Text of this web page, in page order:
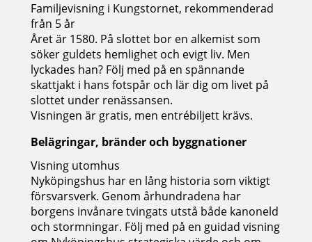
Familjevisning i Kungstornet, rekommenderad
från 5 år
Året är 1580. På slottet bor en alkemist som
söker guldets hemlighet och evigt liv. Men
lyckades han? Följ med på en spännande
skattjakt i hans fotspår och lär dig om livet på
slottet under renässansen.
Visningen är gratis, men entrébiljett krävs.
Belägringar, bränder och byggnationer
Visning utomhus
Nyköpingshus har en lång historia som viktigt
försvarsverk. Genom århundradena har
borgens invånare tvingats utstå både kanoneld
och stormningar. Följ med på en guidad visning